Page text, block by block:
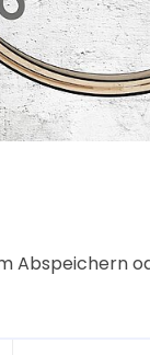
Abspeichern